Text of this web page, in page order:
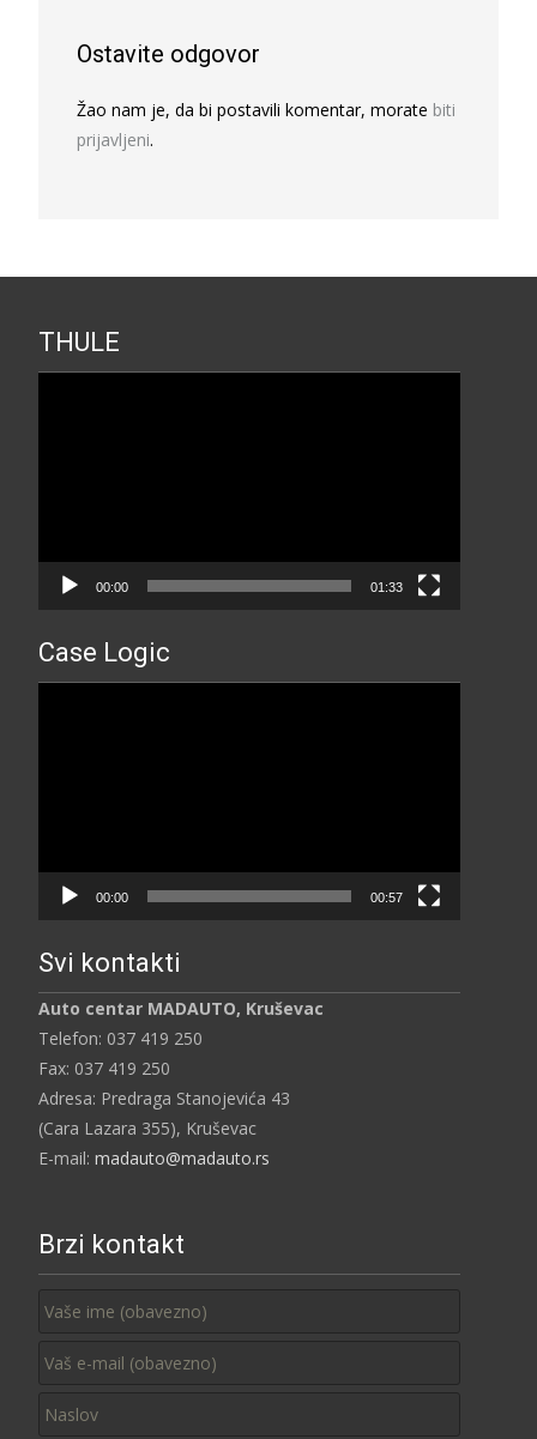
Ostavite odgovor
Žao nam je, da bi postavili komentar, morate biti
prijavljeni.
THULE
00:00 01:33
Case Logic
00:00 00:57
Svi kontakti
Auto centar MADAUTO, Kruševac
Telefon: 037 419 250
Fax: 037 419 250
Adresa: Predraga Stanojevića 43
(Cara Lazara 355), Kruševac
E-mail: madauto@madauto.rs
Brzi kontakt